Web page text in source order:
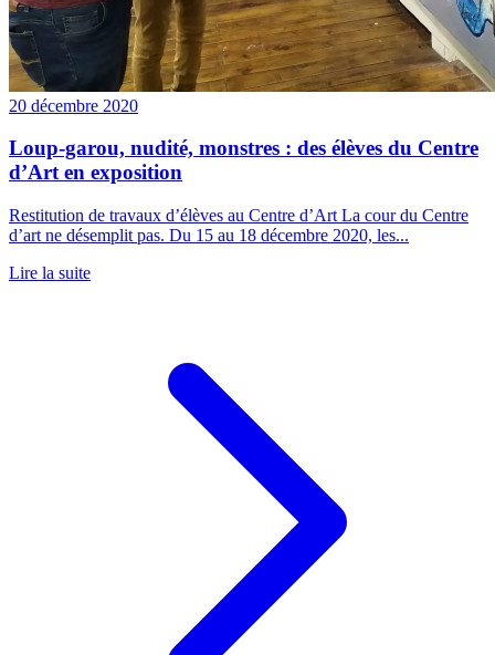
20 décembre 2020
Loup-garou, nudité, monstres : des élèves du Centre
d’Art en exposition
Restitution de travaux d’élèves au Centre d’Art La cour du Centre
d’art ne désemplit pas. Du 15 au 18 décembre 2020, les...
Lire la suite